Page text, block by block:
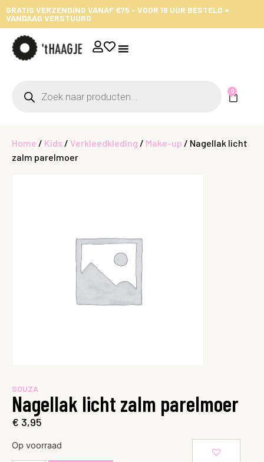
GRATIS VERZENDING VANAF €75 - VOOR 16 UUR BESTELD =
VANDAAG VERSTUURD
0
Home / Kids / Verkleedkleding / Make-up / Nagellak licht
zalm parelmoer
SOUZA
Nagellak licht zalm parelmoer
€ 3,95
Op voorraad